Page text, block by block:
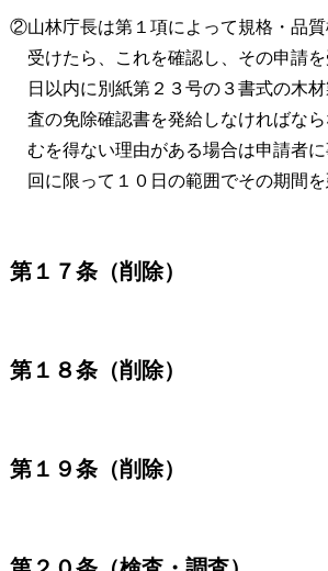
②山林庁長は第１項によって規格・品
受けたら、これを確認し、その申請
日以内に別紙第２３号の３書式の木
査の免除確認書を発給しなければな
むを得ない理由がある場合は申請者に
回に限って１０日の範囲でその期間を
第１７条（削除）
第１８条（削除）
第１９条（削除）